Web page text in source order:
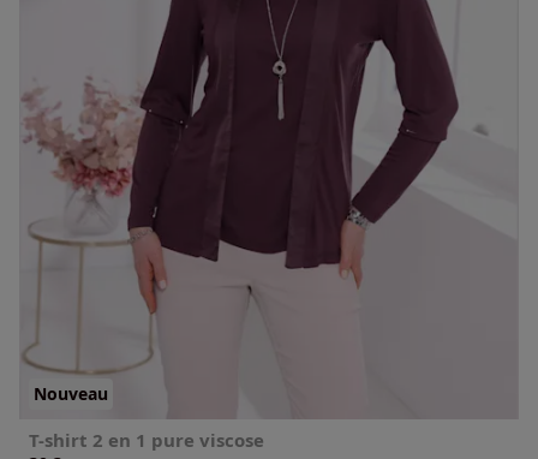
Nouveau
T-shirt 2 en 1 pure viscose